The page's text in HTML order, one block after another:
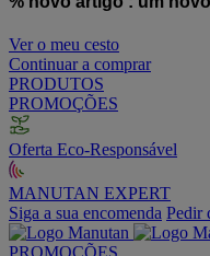
Ver o meu cesto
Continuar a comprar
PRODUTOS
PROMOÇÕES
Oferta Eco-Responsável
MANUTAN EXPERT
Siga a sua encomenda Pedir
PROMOÇÕES